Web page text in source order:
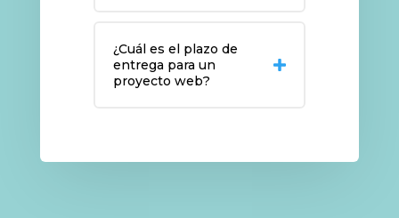
¿Cuál es el plazo de
entrega para un
proyecto web?